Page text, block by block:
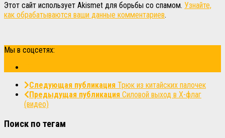
Этот сайт использует Akismet для борьбы со спамом. Узнайте,
как обрабатываются ваши данные комментариев.
Мы в соцсетях:
Следующая публикация Трюк из китайских палочек
Предыдущая публикация Силовой выход в X-флаг
(видео)
Поиск по тегам